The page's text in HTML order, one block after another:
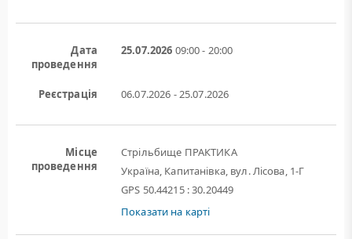
Дата
проведення
25.07.2026 09:00 - 20:00
Реєстрація 06.07.2026 - 25.07.2026
Місце
проведення
Стрільбище ПРАКТИКА
Україна, Капитанівка, вул. Лісова, 1-Г
GPS 50.44215 : 30.20449
Показати на карті